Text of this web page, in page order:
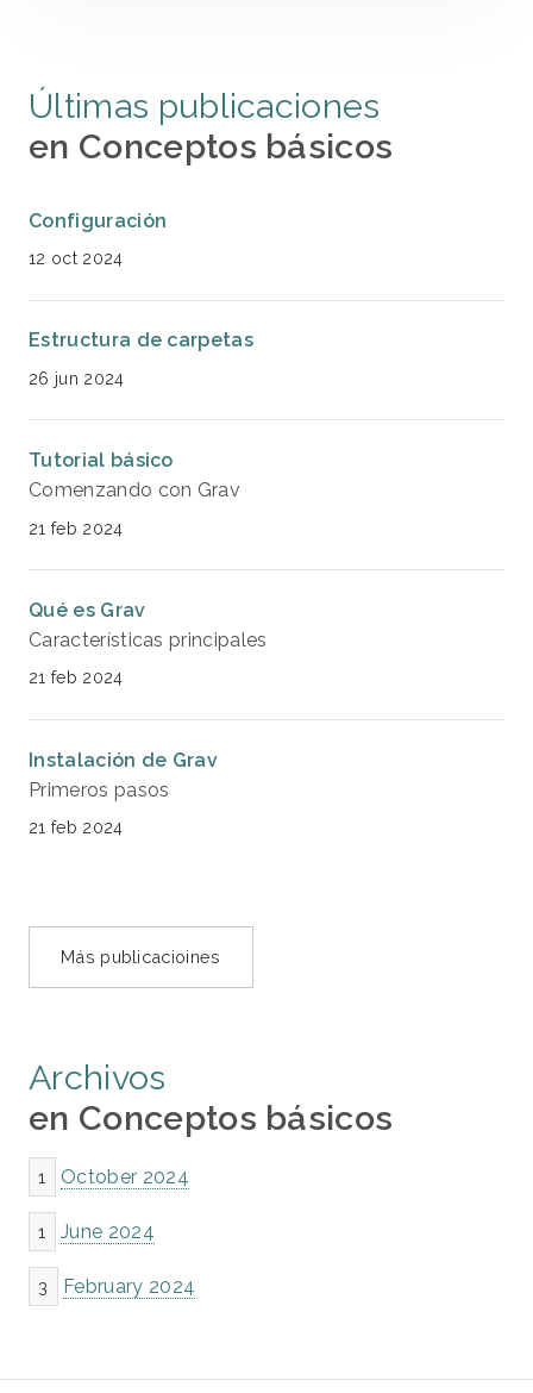
Últimas publicaciones
en Conceptos básicos
Configuración
12 oct 2024
Estructura de carpetas
26 jun 2024
Tutorial básico
Comenzando con Grav
21 feb 2024
Qué es Grav
Características principales
21 feb 2024
Instalación de Grav
Primeros pasos
21 feb 2024
Más publicacioines
Archivos
en Conceptos básicos
1 October 2024
1 June 2024
3 February 2024